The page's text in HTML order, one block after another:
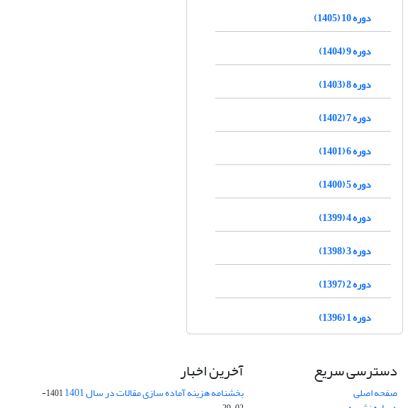
دوره 10 (1405)
دوره 9 (1404)
دوره 8 (1403)
دوره 7 (1402)
دوره 6 (1401)
دوره 5 (1400)
دوره 4 (1399)
دوره 3 (1398)
دوره 2 (1397)
دوره 1 (1396)
دسترسی سریع
صفحه اصلی
آخرین اخبار
بخشنامه هزینه آماده سازی مقالات در سال 1401
1401-